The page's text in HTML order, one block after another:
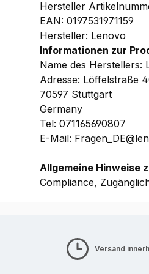
Hersteller
EAN: 0197531971159
Hersteller: Lenovo
Informationen zur
Name des Herstellers:
Adresse: Löffelstraße
70597 Stuttgart
Germany
Tel: 071165690807
E-Mail:
Allgemeine Hinweise
Compliance,
Versand